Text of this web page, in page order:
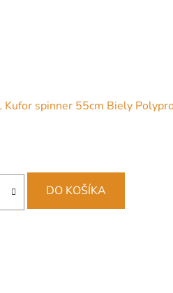
Kufor spinner 55cm Biely
DO KOŠÍKA